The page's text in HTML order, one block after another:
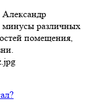
Александр
различных
помещения,